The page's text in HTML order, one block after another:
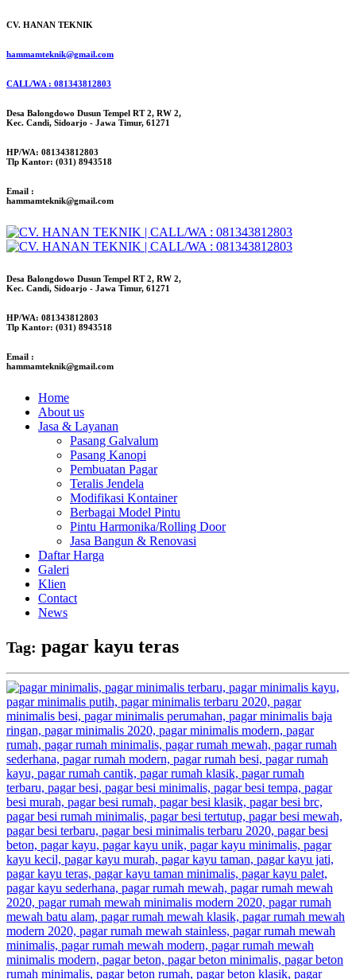
CV. HANAN TEKNIK
hammamteknik@gmail.com
CALL/WA : 081343812803
Desa Balongdowo Dusun Tempel RT 2, RW 2,
Kec. Candi, Sidoarjo - Jawa Timur, 61271
HP/WA: 081343812803
Tlp Kantor: (031) 8943518
Email :
hammamteknik@gmail.com
Desa Balongdowo Dusun Tempel RT 2, RW 2,
Kec. Candi, Sidoarjo - Jawa Timur, 61271
HP/WA: 081343812803
Tlp Kantor: (031) 8943518
Email :
hammamteknik@gmail.com
Home
About us
Jasa & Layanan
Pasang Galvalum
Pasang Kanopi
Pembuatan Pagar
Teralis Jendela
Modifikasi Kontainer
Berbagai Model Pintu
Pintu Harmonika/Rolling Door
Jasa Bangun & Renovasi
Daftar Harga
Galeri
Klien
Contact
News
Tag: pagar kayu teras